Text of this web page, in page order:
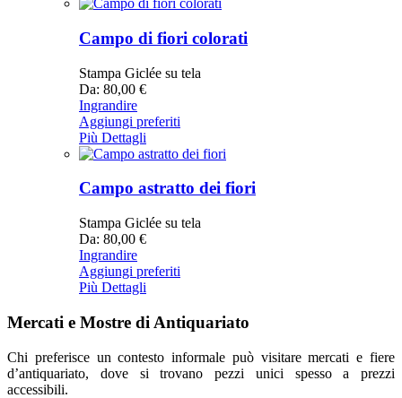
Campo di fiori colorati
Stampa Giclée su tela
Da: 80,00 €
Ingrandire
Aggiungi preferiti
Più Dettagli
Campo astratto dei fiori
Stampa Giclée su tela
Da: 80,00 €
Ingrandire
Aggiungi preferiti
Più Dettagli
Mercati e Mostre di Antiquariato
Chi preferisce un contesto informale può visitare mercati e fiere
d’antiquariato, dove si trovano pezzi unici spesso a prezzi
accessibili.